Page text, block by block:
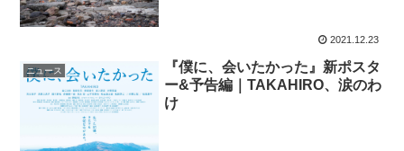
2021.12.23
ニュース
『僕に、会いたかった』新ポスタ
ー&予告編｜TAKAHIRO、涙のわ
け